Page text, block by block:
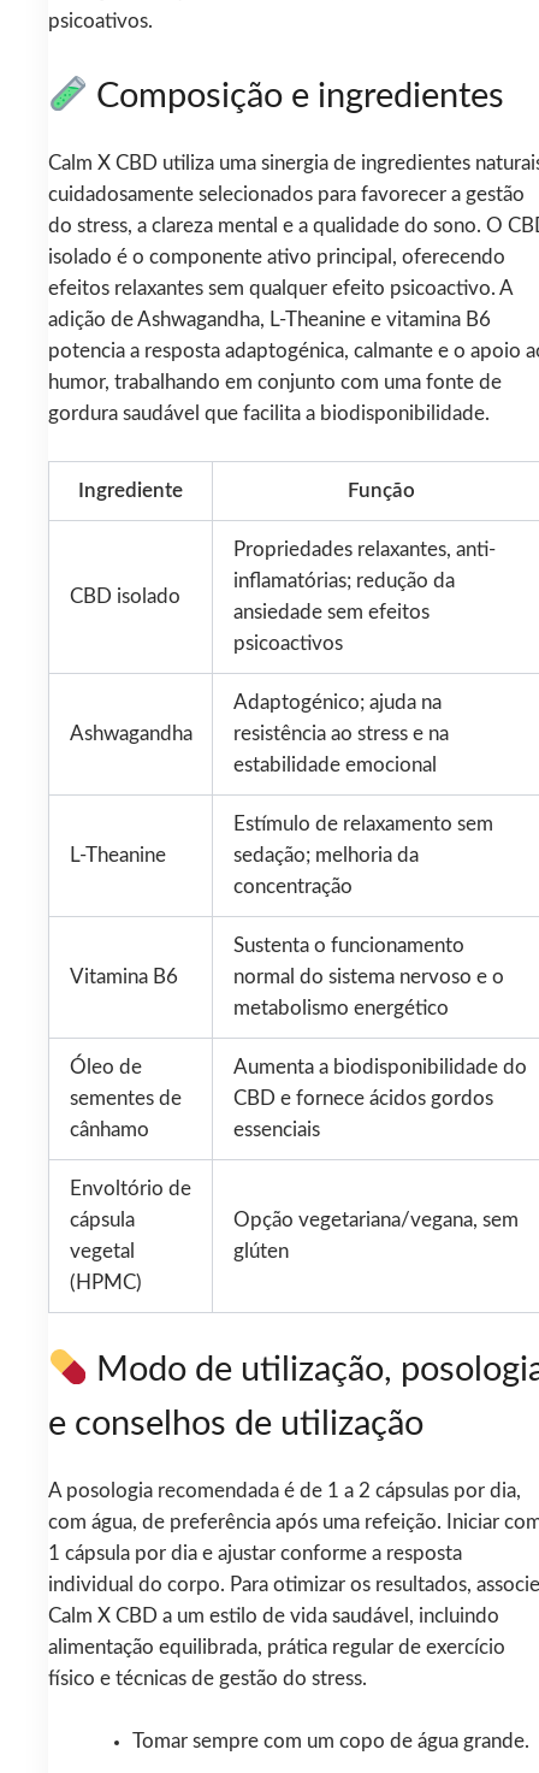
psicoativos.
Composição e ingredientes
Calm X CBD utiliza uma sinergia de ingredientes
cuidadosamente selecionados para favorecer a gestão
do stress, a clareza mental e a qualidade do sono. O
isolado é o componente ativo principal, oferecendo
efeitos relaxantes sem qualquer efeito psicoactivo. A
adição de Ashwagandha, L-Theanine e vitamina B6
potencia a resposta adaptogénica, calmante e o apoio
humor, trabalhando em conjunto com uma fonte de
gordura saudável que facilita a biodisponibilidade.
Ingrediente Função
CBD isolado
Propriedades relaxantes, anti-
inflamatórias; redução da
ansiedade sem efeitos
psicoactivos
Ashwagandha
Adaptogénico; ajuda na
resistência ao stress e na
estabilidade emocional
L-Theanine
Estímulo de relaxamento sem
sedação; melhoria da
concentração
Vitamina B6
Sustenta o funcionamento
normal do sistema nervoso e o
metabolismo energético
Óleo de
sementes de
cânhamo
Aumenta a biodisponibilidade do
CBD e fornece ácidos gordos
essenciais
Envoltório de
cápsula
vegetal
(HPMC)
Opção vegetariana/vegana, sem
glúten
Modo de utilização,
e conselhos de utilização
A posologia recomendada é de 1 a 2 cápsulas por dia,
com água, de preferência após uma refeição. Iniciar
1 cápsula por dia e ajustar conforme a resposta
individual do corpo. Para otimizar os resultados, associe
Calm X CBD a um estilo de vida saudável, incluindo
alimentação equilibrada, prática regular de exercício
físico e técnicas de gestão do stress.
Tomar sempre com um copo de água grande.